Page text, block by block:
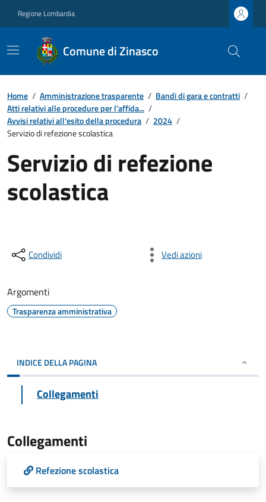
Regione Lombardia
Comune di Zinasco
Home / Amministrazione trasparente / Bandi di gara e contratti /
Atti relativi alle procedure per l’affida... /
Avvisi relativi all'esito della procedura / 2024 /
Servizio di refezione scolastica
Servizio di refezione
scolastica
Condividi Vedi azioni
Argomenti
Trasparenza amministrativa
INDICE DELLA PAGINA
Collegamenti
Collegamenti
Refezione scolastica